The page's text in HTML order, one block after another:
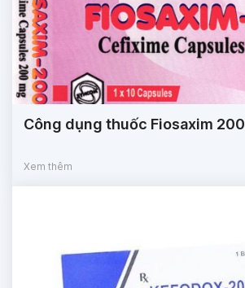
Công dụng thuốc Fiosaxim 200
Xem thêm